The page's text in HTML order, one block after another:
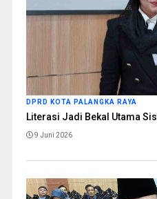
DPRD KOTA PALANGKA RAYA
Literasi Jadi Bekal Utama
9 Juni 2026